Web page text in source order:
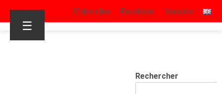
S’identifier Facebook Youtube
☰
Rechercher